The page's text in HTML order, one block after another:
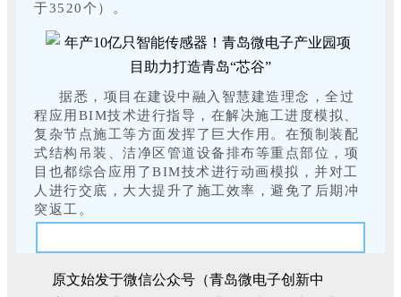
于3520个）。
据悉，项目在建设中融入智慧建造理念，全过
程应用BIM技术进行指导，在解决施工进度模拟、
复杂节点施工等方面发挥了巨大作用。在预制装配
式结构吊装、洁净区管道设备排布等重点部位，项
目也都综合应用了BIM技术进行动画模拟，并对工
人进行交底，大大提升了施工效率，避免了后期冲
突返工。
原文始发于微信公众号（青岛微电子创新中